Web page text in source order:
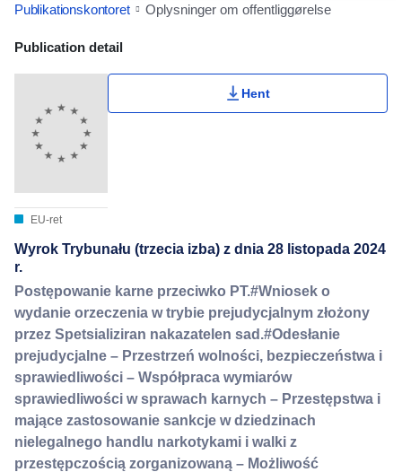
Publikationskontoret Oplysninger om offentliggørelse
Publication Detail Actions Portlet
Publication detail
EU-ret
Hent
Wyrok Trybunału (trzecia izba) z dnia 28 listopada 2024
r.
Postępowanie karne przeciwko PT.#Wniosek o
wydanie orzeczenia w trybie prejudycjalnym złożony
przez Spetsializiran nakazatelen sad.#Odesłanie
prejudycjalne – Przestrzeń wolności, bezpieczeństwa i
sprawiedliwości – Współpraca wymiarów
sprawiedliwości w sprawach karnych – Przestępstwa i
mające zastosowanie sankcje w dziedzinach
nielegalnego handlu narkotykami i walki z
przestępczością zorganizowaną – Możliwość